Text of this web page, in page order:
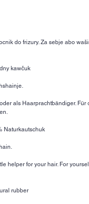
do frizury. Za sebje abo
kawčuk
als Haarprachtbändiger. Für
Naturkautschuk
helper for your hair. For
rubber